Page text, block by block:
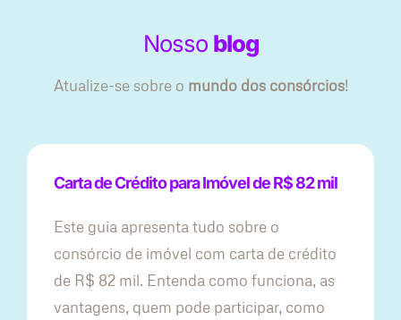
Nosso blog
Atualize-se sobre o mundo dos consórcios!
Carta de Crédito para Imóvel de R$ 82 mil
Este guia apresenta tudo sobre o
consórcio de imóvel com carta de crédito
de R$ 82 mil. Entenda como funciona, as
vantagens, quem pode participar, como